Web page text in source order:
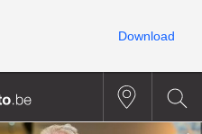
Download